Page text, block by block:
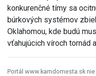
konkurenčné tímy sa
búrkových systémov
Oklahomou, kde budú
vťahujúcich víroch tornád
Portál www.kamdomesta.sk